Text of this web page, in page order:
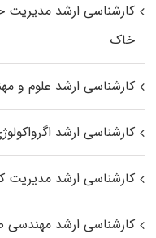
کارشناسی ارشد مدیریت
خاک
کارشناسی ارشد علوم و
کارشناسی ارشد
کارشناسی ارشد مدیریت
کارشناسی ارشد مهندسی